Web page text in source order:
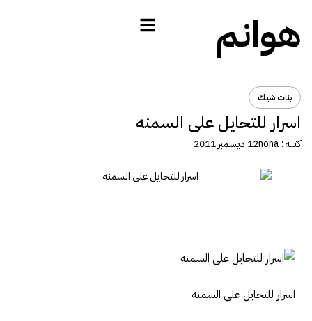
هوانم
بنات شيك
اسرار للتحايل على السمنه
كتبه :nona12 ديسمبر 2011
اسرار للتحايل على السمنه